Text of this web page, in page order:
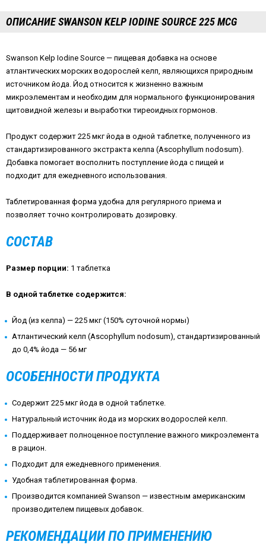
ОПИСАНИЕ SWANSON KELP IODINE SOURCE 225 MCG
Swanson Kelp Iodine Source — пищевая добавка на основе
атлантических морских водорослей келп, являющихся природным
источником йода. Йод относится к жизненно важным
микроэлементам и необходим для нормального функционирования
щитовидной железы и выработки тиреоидных гормонов.
Продукт содержит 225 мкг йода в одной таблетке, полученного из
стандартизированного экстракта келпа (Ascophyllum nodosum).
Добавка помогает восполнить поступление йода с пищей и
подходит для ежедневного использования.
Таблетированная форма удобна для регулярного приема и
позволяет точно контролировать дозировку.
СОСТАВ
Размер порции: 1 таблетка
В одной таблетке содержится:
Йод (из келпа) — 225 мкг (150% суточной нормы)
Атлантический келп (Ascophyllum nodosum), стандартизированный
до 0,4% йода — 56 мг
ОСОБЕННОСТИ ПРОДУКТА
Содержит 225 мкг йода в одной таблетке.
Натуральный источник йода из морских водорослей келп.
Поддерживает полноценное поступление важного микроэлемента
в рацион.
Подходит для ежедневного применения.
Удобная таблетированная форма.
Производится компанией Swanson — известным американским
производителем пищевых добавок.
РЕКОМЕНДАЦИИ ПО ПРИМЕНЕНИЮ